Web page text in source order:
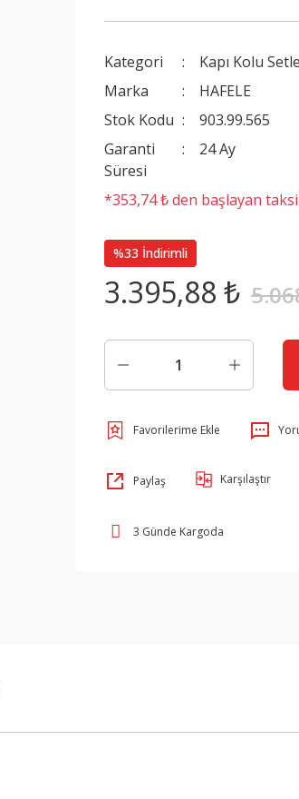
Kategori
Kapı Kolu
Marka
HAFELE
Stok Kodu
903.99.565
Garanti
Süresi
24 Ay
*353,74 ₺ den başlayan
%33 İndirimli
3.395,88 ₺
Paylaş Karşılaştır
3 Günde Kargoda